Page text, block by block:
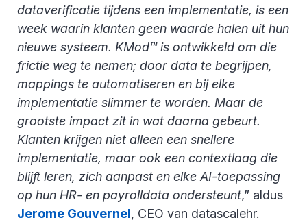
dataverificatie tijdens een implementatie, is een
week waarin klanten geen waarde halen uit hun
nieuwe systeem. KMod™ is ontwikkeld om die
frictie weg te nemen; door data te begrijpen,
mappings te automatiseren en bij elke
implementatie slimmer te worden. Maar de
grootste impact zit in wat daarna gebeurt.
Klanten krijgen niet alleen een snellere
implementatie, maar ook een contextlaag die
blijft leren, zich aanpast en elke AI-toepassing
op hun HR- en payrolldata ondersteunt,” aldus
Jerome Gouvernel, CEO van datascalehr.